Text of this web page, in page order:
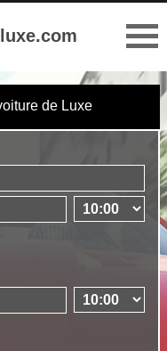
de Luxe